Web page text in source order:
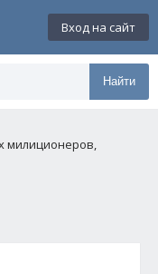
Вход на сайт
Найти
милиционеров,